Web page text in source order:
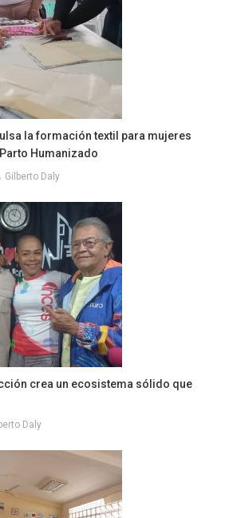
la formación textil para mujeres
Humanizado
Gilberto Daly
crea un ecosistema sólido que
Daly